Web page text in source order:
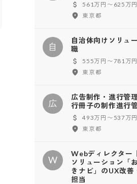
561万円〜625万円
東京都
自
自治体向けソリュ
職
555万円〜781万円
東京都
広
広告制作・進行管
行冊子の制作進行管
493万円〜537万円
東京都
W
Webディレクター
ソリューション「
きナビ」のUX改善
担当